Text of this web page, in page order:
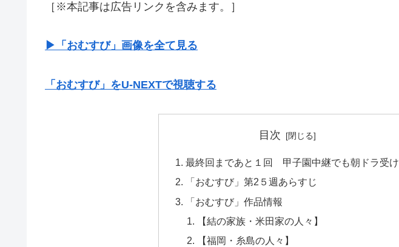
［※本記事は広告リンクを含みます。］
▶︎「おむすび」画像を全て見る
「おむすび」をU-NEXTで視聴する
目次
最終回まであと１回 甲子園中継でも朝ドラ受け
「おむすび」第2５週あらすじ
「おむすび」作品情報
【結の家族・米田家の人々】
【福岡・糸島の人々】